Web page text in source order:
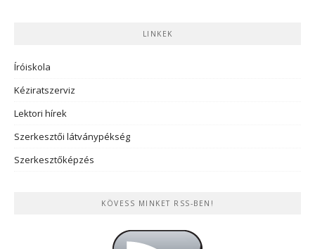
LINKEK
Íróiskola
Kéziratszerviz
Lektori hírek
Szerkesztői látványpékség
Szerkesztőképzés
KÖVESS MINKET RSS-BEN!